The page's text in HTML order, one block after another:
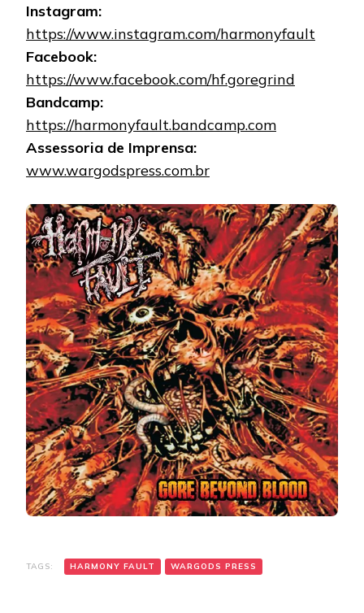
Instagram:
https://www.instagram.com/harmonyfault
Facebook:
https://www.facebook.com/hf.goregrind
Bandcamp:
https://harmonyfault.bandcamp.com
Assessoria de Imprensa:
www.wargodspress.com.br
TAGS: HARMONY FAULT WARGODS PRESS